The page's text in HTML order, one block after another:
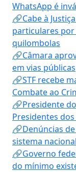
WhatsApp é
🔗Cabe à
particulares
quilombolas
🔗Câmara
em vias públicas
🔗STF recebe
Combate ao
🔗Presidente
Presidentes dos
🔗Denúncias
sistema nacional
🔗Governo
do mínimo